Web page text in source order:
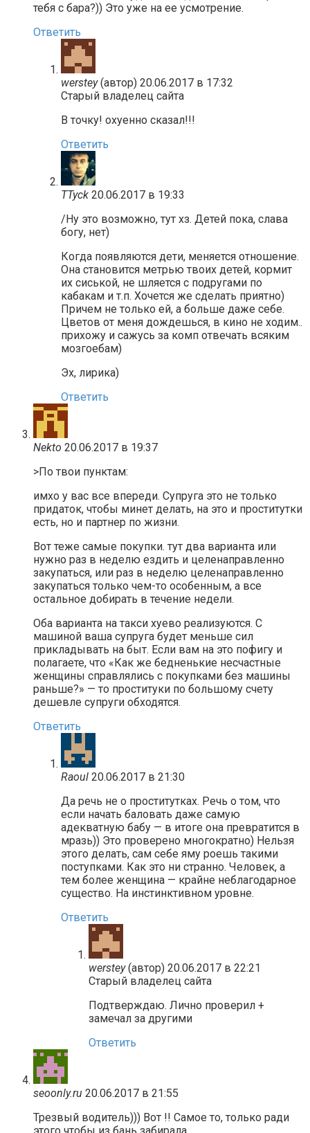
тебя с бара?)) Это уже на ее усмотрение.
Ответить
werstey (автор) 20.06.2017 в 17:32
Старый владелец сайта
В точку! охуенно сказал!!!
Ответить
TTyck 20.06.2017 в 19:33
/Ну это возможно, тут хз. Детей пока, слава
богу, нет)
Когда появляются дети, меняется отношение.
Она становится метрью твоих детей, кормит
их сиськой, не шляется с подругами по
кабакам и т.п. Хочется же сделать приятно)
Причем не только ей, а больше даже себе.
Цветов от меня дождешься, в кино не ходим..
прихожу и сажусь за комп отвечать всяким
мозгоебам)
Эх, лирика)
Ответить
Nekto 20.06.2017 в 19:37
>По твои пунктам:
имхо у вас все впереди. Супруга это не только
придаток, чтобы минет делать, на это и проститутки
есть, но и партнер по жизни.
Вот теже самые покупки. тут два варианта или
нужно раз в неделю ездить и целенаправленно
закупаться, или раз в неделю целенаправленно
закупаться только чем-то особенным, а все
остальное добирать в течение недели.
Оба варианта на такси хуево реализуются. С
машиной ваша супруга будет меньше сил
прикладывать на быт. Если вам на это пофигу и
полагаете, что «Как же бедненькие несчастные
женщины справлялись с покупками без машины
раньше?» — то проституки по большому счету
дешевле супруги обходятся.
Ответить
Raoul 20.06.2017 в 21:30
Да речь не о проститутках. Речь о том, что
если начать баловать даже самую
адекватную бабу — в итоге она превратится в
мразь)) Это проверено многократно) Нельзя
этого делать, сам себе яму роешь такими
поступками. Как это ни странно. Человек, а
тем более женщина — крайне неблагодарное
существо. На инстинктивном уровне.
Ответить
werstey (автор) 20.06.2017 в 22:21
Старый владелец сайта
Подтверждаю. Лично проверил +
замечал за другими
Ответить
seoonly.ru 20.06.2017 в 21:55
Трезвый водитель))) Вот !! Самое то, только ради